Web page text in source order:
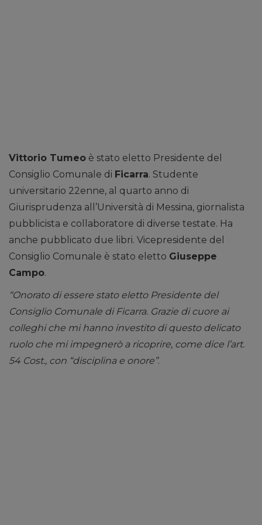
Vittorio Tumeo è stato eletto Presidente del
Consiglio Comunale di Ficarra. Studente
universitario 22enne, al quarto anno di
Giurisprudenza all’Università di Messina, giornalista
pubblicista e collaboratore di diverse testate. Ha
anche pubblicato due libri. Vicepresidente del
Consiglio Comunale è stato eletto Giuseppe
Campo.
“Onorato di essere stato eletto Presidente del
Consiglio Comunale di Ficarra. Grazie di cuore ai
colleghi che mi hanno investito di questo delicato
ruolo che mi impegnerò a ricoprire, come dice l’art.
54 Cost., con “disciplina e onore”.